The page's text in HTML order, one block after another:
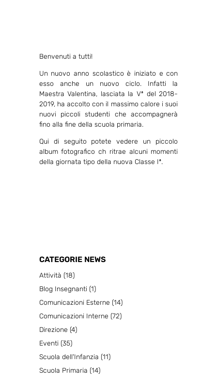
Benvenuti a tutti!
Un nuovo anno scolastico è iniziato e con
esso anche un nuovo ciclo. Infatti la
Maestra Valentina, lasciata la Vª del 2018-
2019, ha accolto con il massimo calore i suoi
nuovi piccoli studenti che accompagnerà
fino alla fine della scuola primaria.
Qui di seguito potete vedere un piccolo
album fotografico ch ritrae alcuni momenti
della giornata tipo della nuova Classe Iª.
CATEGORIE NEWS
Attività (18)
Blog Insegnanti(1)
Comunicazioni Esterne (14)
Comunicazioni Interne (72)
Direzione (4)
Eventi(35)
Scuola dell'Infanzia (11)
Scuola Primaria (14)